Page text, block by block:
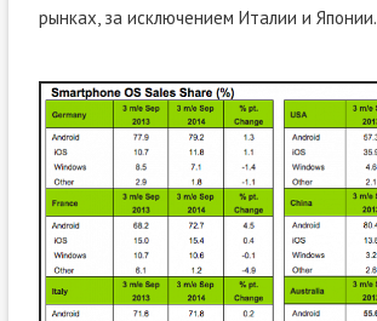
рынках, за исключением Италии и Японии.